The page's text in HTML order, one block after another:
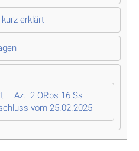
erklärt
– Az.: 2 ORbs 16 Ss
vom 25.02.2025